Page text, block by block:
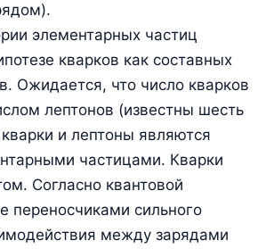
элементарных частиц
кварков как составных
Ожидается, что число кварков
лептонов (известны шесть
и лептоны являются
частицами. Кварки
Согласно квантовой
переносчиками сильного
между зарядами